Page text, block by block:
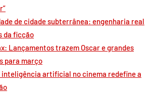
de cidade subterrânea: engenharia real
da ficção
Lançamentos trazem Oscar e grandes
para março
inteligência artificial no cinema redefine a